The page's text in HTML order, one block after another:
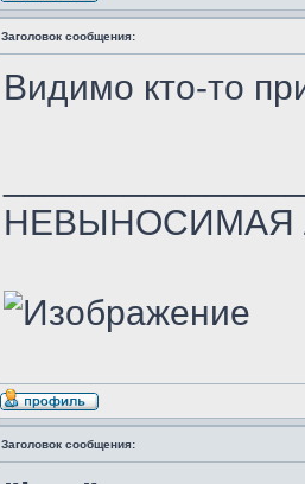
Заголовок сообщения:
Видимо кто-то
НЕВЫНОСИМАЯ
Заголовок сообщения: